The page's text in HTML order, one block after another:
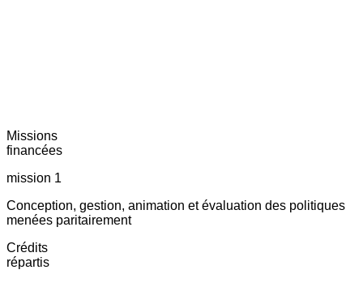
Missions
financées
mission 1
Conception, gestion, animation et évaluation des politiques
menées paritairement
Crédits
répartis